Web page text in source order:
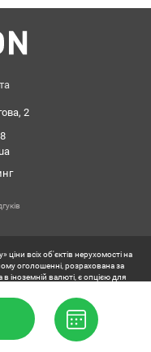
для зберігання
– магазини, кафе,
МегаМаркет, парк
аптеки, пошта. Зовсім
метро «Нивки» у
56000 у.о.
2
всіх об'єктів нерухомості на
оголошенні, розрахована за
іноземній валюті, є опцією для
VALION